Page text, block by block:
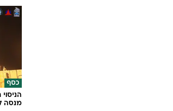
כסף
מנסה